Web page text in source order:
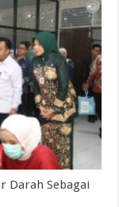
Darah Sebagai